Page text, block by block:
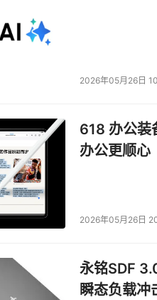
原因，如同我过去一再指出
已经提出的那些改变之外
T10的OSD（基于对象存储
通用界面的支持：
数据，更不用说未来可能存在
我们能够进行像迁移到新系
文件系统命令，如ls -l 和find
些命令不提供通用的数据
2026年05月26日
618 办公装
办公更顺心
2026年05月26日
永铭SDF
瞬态负载冲